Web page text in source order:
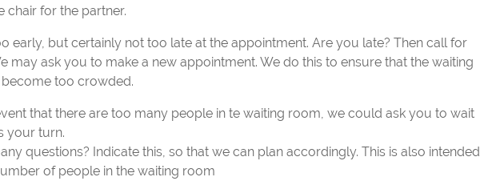
chair for the partner.
early, but certainly not too late at the appointment. Are you late? Then call for
may ask you to make a new appointment. We do this to ensure that the waiting
too crowded.
that there are too many people in te waiting room, we could ask you to wait
your turn.
questions? Indicate this, so that we can plan accordingly. This is also intended
of people in the waiting room